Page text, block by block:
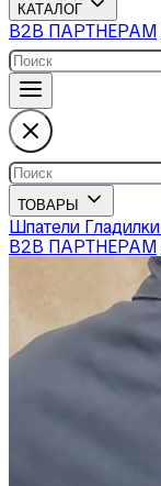
КАТАЛОГ
В2В ПАРТНЕРАМ
ТОВАРЫ
Шпатели Гладилки
В2В ПАРТНЕРАМ